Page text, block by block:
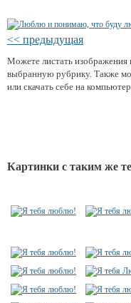
<< предыдущая
Можете листать изображения
выбранную рубрику. Также
или скачать себе на
Картинки с таким же